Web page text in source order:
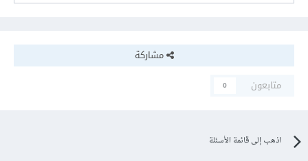
مشاركة
متابعون
0
اذهب إلى قائمة الأسئلة